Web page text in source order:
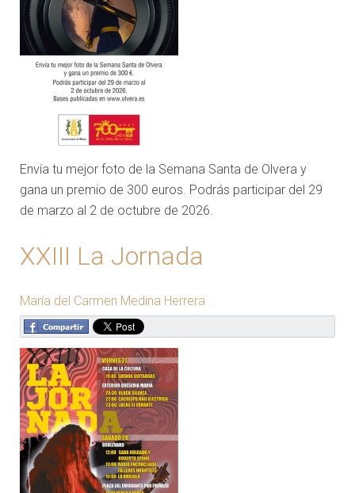
Envía tu mejor foto de la Semana Santa de Olvera y
gana un premio de 300 euros. Podrás participar del 29
de marzo al 2 de octubre de 2026.
XXIII La Jornada
María del Carmen Medina Herrera